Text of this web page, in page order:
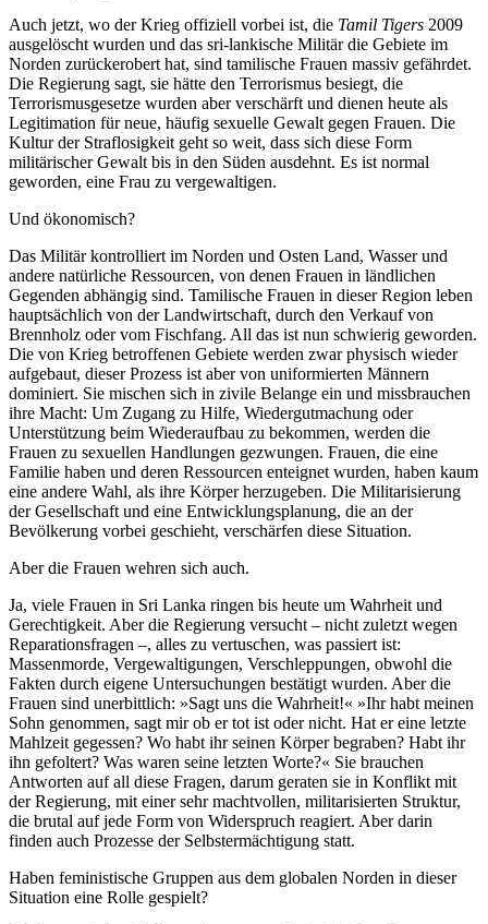
Auch jetzt, wo der Krieg offiziell vorbei ist, die Tamil Tigers 2009
ausgelöscht wurden und das sri-lankische Militär die Gebiete im
Norden zurückerobert hat, sind tamilische Frauen massiv gefährdet.
Die Regierung sagt, sie hätte den Terrorismus besiegt, die
Terrorismusgesetze wurden aber verschärft und dienen heute als
Legitimation für neue, häufig sexuelle Gewalt gegen Frauen. Die
Kultur der Straflosigkeit geht so weit, dass sich diese Form
militärischer Gewalt bis in den Süden ausdehnt. Es ist normal
geworden, eine Frau zu vergewaltigen.
Und ökonomisch?
Das Militär kontrolliert im Norden und Osten Land, Wasser und
andere natürliche Ressourcen, von denen Frauen in ländlichen
Gegenden abhängig sind. Tamilische Frauen in dieser Region leben
hauptsächlich von der Landwirtschaft, durch den Verkauf von
Brennholz oder vom Fischfang. All das ist nun schwierig geworden.
Die von Krieg betroffenen Gebiete werden zwar physisch wieder
aufgebaut, dieser Prozess ist aber von uniformierten Männern
dominiert. Sie mischen sich in zivile Belange ein und missbrauchen
ihre Macht: Um Zugang zu Hilfe, Wiedergutmachung oder
Unterstützung beim Wiederaufbau zu bekommen, werden die
Frauen zu sexuellen Handlungen gezwungen. Frauen, die eine
Familie haben und deren Ressourcen enteignet wurden, haben kaum
eine andere Wahl, als ihre Körper herzugeben. Die Militarisierung
der Gesellschaft und eine Entwicklungsplanung, die an der
Bevölkerung vorbei geschieht, verschärfen diese Situation.
Aber die Frauen wehren sich auch.
Ja, viele Frauen in Sri Lanka ringen bis heute um Wahrheit und
Gerechtigkeit. Aber die Regierung versucht – nicht zuletzt wegen
Reparationsfragen –, alles zu vertuschen, was passiert ist:
Massenmorde, Vergewaltigungen, Verschleppungen, obwohl die
Fakten durch eigene Untersuchungen bestätigt wurden. Aber die
Frauen sind unerbittlich: »Sagt uns die Wahrheit!« »Ihr habt meinen
Sohn genommen, sagt mir ob er tot ist oder nicht. Hat er eine letzte
Mahlzeit gegessen? Wo habt ihr seinen Körper begraben? Habt ihr
ihn gefoltert? Was waren seine letzten Worte?« Sie brauchen
Antworten auf all diese Fragen, darum geraten sie in Konflikt mit
der Regierung, mit einer sehr machtvollen, militarisierten Struktur,
die brutal auf jede Form von Widerspruch reagiert. Aber darin
finden auch Prozesse der Selbstermächtigung statt.
Haben feministische Gruppen aus dem globalen Norden in dieser
Situation eine Rolle gespielt?